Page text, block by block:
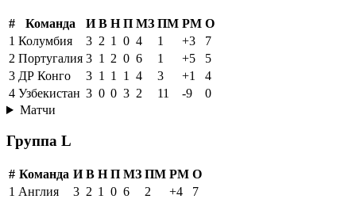
# Команда И В Н П МЗ ПМ РМ О
1 Колумбия 3 2 1 0 4 1 +3
7
2 Португалия 3 1 2 0 6 1 +5
5
3 ДР Конго 3 1 1 1 4 3 +1
4
4 Узбекистан 3 0 0 3 2 11 -9
0
Матчи
Группа L
# Команда И В Н П МЗ ПМ РМ О
1 Англия 3 2 1 0 6 2 +4
7